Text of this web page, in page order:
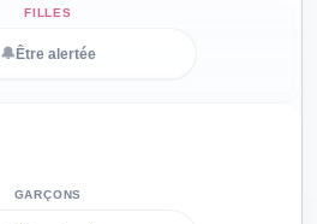
🔔 Être alertée